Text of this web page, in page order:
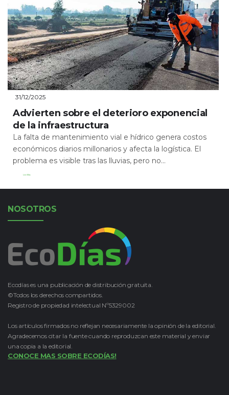
31/12/2025
Advierten sobre el deterioro exponencial
de la infraestructura
La falta de mantenimiento vial e hídrico genera costos
económicos diarios millonarios y afecta la logística. El
problema es visible tras las lluvias, pero no...
Leer Más
NOSOTROS
Ecodías es una publicación de distribución gratuita.
©Todos los derechos compartidos.
Registro de propiedad intelectual Nº5329002
Los artículos firmados no reflejan necesariamente la opinión de la editorial.
Agradecemos citar la fuente cuando reproduzcan este material y enviar
una copia a la editorial.
CONOCE MAS SOBRE ECODÍAS!